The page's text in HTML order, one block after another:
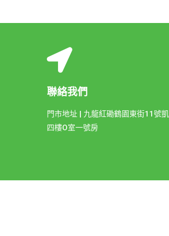
聯絡我們
門市地址 | 九龍紅磡鶴園東街11號
四樓O室一號房